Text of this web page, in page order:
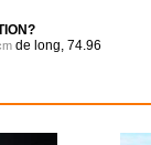
de long, 74.96